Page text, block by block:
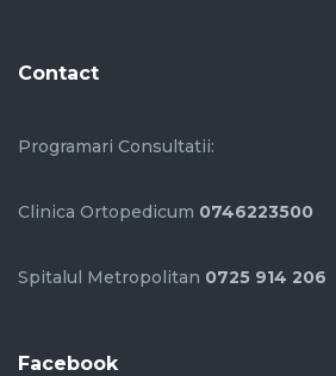
Contact
Programari Consultatii:
Clinica Ortopedicum 0746223500
Spitalul Metropolitan 0725 914 206
Facebook